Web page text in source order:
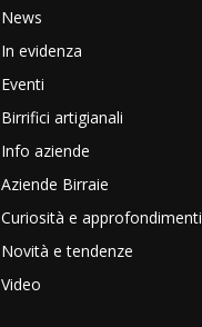
News
In evidenza
Eventi
Birrifici artigianali
Info aziende
Aziende Birraie
Curiosità e approfondimenti
Novità e tendenze
Video